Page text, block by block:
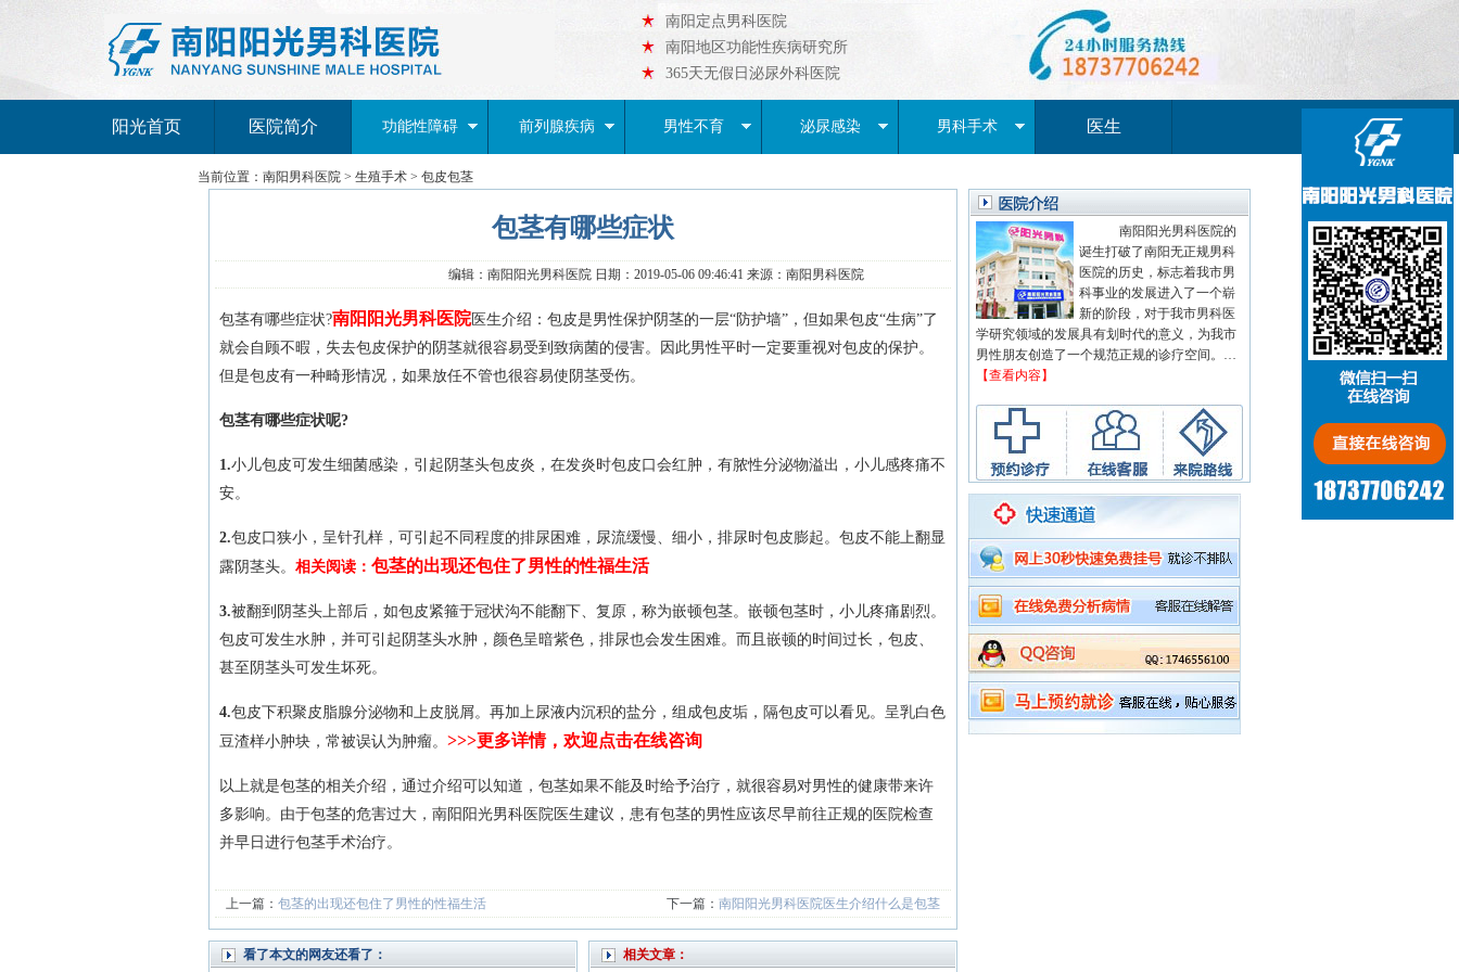
南阳定点男科医院
南阳地区功能性疾病研究所
365天无假日泌尿外科医院
阳光首页 医院简介 功能性障碍 前列腺疾病 男性不育 泌尿感染 男科手术 医生
当前位置： 南阳男科医院 > 生殖手术 > 包皮包茎
包茎有哪些症状
编辑：南阳阳光男科医院 日期：2019-05-06 09:46:41 来源：南阳男科医院
包茎有哪些症状?南阳阳光男科医院医生介绍：包皮是男性保护阴茎的一层“防护墙”，但如果包皮“生病”了
就会自顾不暇，失去包皮保护的阴茎就很容易受到致病菌的侵害。因此男性平时一定要重视对包皮的保护。
但是包皮有一种畸形情况，如果放任不管也很容易使阴茎受伤。
包茎有哪些症状呢?
1.小儿包皮可发生细菌感染，引起阴茎头包皮炎，在发炎时包皮口会红肿，有脓性分泌物溢出，小儿感疼痛不
安。
2.包皮口狭小，呈针孔样，可引起不同程度的排尿困难，尿流缓慢、细小，排尿时包皮膨起。包皮不能上翻显
露阴茎头。 相关阅读： 包茎的出现还包住了男性的性福生活
3.被翻到阴茎头上部后，如包皮紧箍于冠状沟不能翻下、复原，称为嵌顿包茎。嵌顿包茎时，小儿疼痛剧烈。
包皮可发生水肿，并可引起阴茎头水肿，颜色呈暗紫色，排尿也会发生困难。而且嵌顿的时间过长，包皮、
甚至阴茎头可发生坏死。
4.包皮下积聚皮脂腺分泌物和上皮脱屑。再加上尿液内沉积的盐分，组成包皮垢，隔包皮可以看见。呈乳白色
豆渣样小肿块，常被误认为肿瘤。 >>>更多详情，欢迎点击在线咨询
以上就是包茎的相关介绍，通过介绍可以知道，包茎如果不能及时给予治疗，就很容易对男性的健康带来许
多影响。由于包茎的危害过大，南阳阳光男科医院医生建议，患有包茎的男性应该尽早前往正规的医院检查
并早日进行包茎手术治疗。
上一篇： 包茎的出现还包住了男性的性福生活 下一篇： 南阳阳光男科医院医生介绍什么是包茎
看了本文的网友还看了： 相关文章：
南阳阳光男科医院的
诞生打破了南阳无正规男科
医院的历史，标志着我市男
科事业的发展进入了一个崭
新的阶段，对于我市男科医
学研究领域的发展具有划时代的意义，为我市
男性朋友创造了一个规范正规的诊疗空间。…
【查看内容】